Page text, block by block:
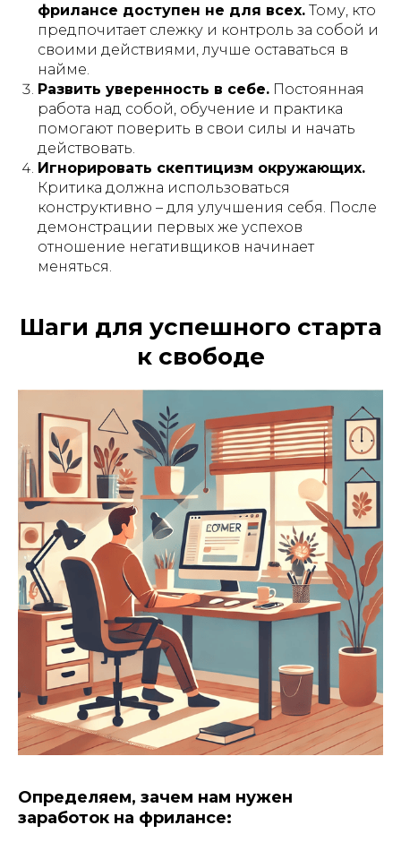
фрилансе доступен не для всех. Тому, кто
предпочитает слежку и контроль за собой и
своими действиями, лучше оставаться в
найме.
Развить уверенность в себе. Постоянная
работа над собой, обучение и практика
помогают поверить в свои силы и начать
действовать.
Игнорировать скептицизм окружающих.
Критика должна использоваться
конструктивно – для улучшения себя. После
демонстрации первых же успехов
отношение негативщиков начинает
меняться.
Шаги для успешного старта
к свободе
Определяем, зачем нам нужен
заработок на фрилансе: